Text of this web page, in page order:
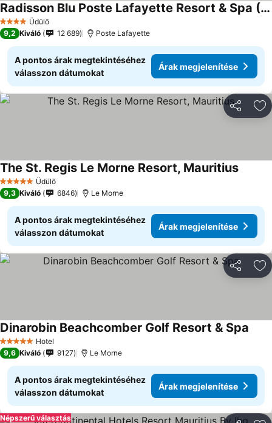
4 KategóriaÜdülő
Radisson Blu Poste Lafayette Resort & Spa (Adults Only)
9,2 Kiváló 12 689 Poste Lafayette
A pontos árak megtekintéséhez
válasszon dátumokat
Árak megjelenítése
5 KategóriaÜdülő
The St. Regis Le Morne Resort, Mauritius
9,3 Kiváló 6846 Le Morne
A pontos árak megtekintéséhez
válasszon dátumokat
Árak megjelenítése
5 KategóriaHotel
Dinarobin Beachcomber Golf Resort & Spa
9,6 Kiváló 9127 Le Morne
A pontos árak megtekintéséhez
válasszon dátumokat
Árak megjelenítése
Népszerű választás